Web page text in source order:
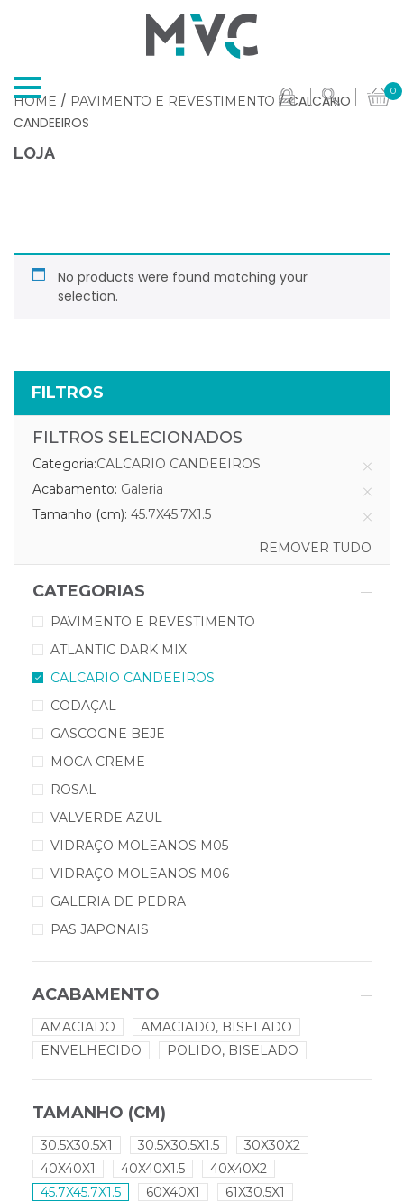
0
HOME / PAVIMENTO E REVESTIMENTO / CALCARIO
CANDEEIROS
LOJA
FILTROS
FILTROS SELECIONADOS
Categoria:CALCARIO CANDEEIROS
Acabamento: Galeria
Tamanho (cm): 45.7X45.7X1.5
REMOVER TUDO
CATEGORIAS
PAVIMENTO E REVESTIMENTO
ATLANTIC DARK MIX
CALCARIO CANDEEIROS
CODAÇAL
GASCOGNE BEJE
MOCA CREME
ROSAL
VALVERDE AZUL
VIDRAÇO MOLEANOS M05
VIDRAÇO MOLEANOS M06
GALERIA DE PEDRA
PAS JAPONAIS
ACABAMENTO
AMACIADO
AMACIADO, BISELADO
ENVELHECIDO
POLIDO, BISELADO
TAMANHO (CM)
30.5X30.5X1 30.5X30.5X1.5
30X30X2
40X40X1
40X40X1.5
40X40X2
45.7X45.7X1.5
60X40X1 61X30.5X1
No products were found matching your
selection.